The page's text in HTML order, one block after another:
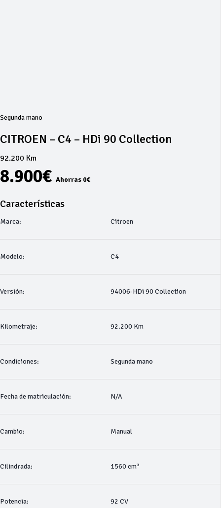
Segunda mano
CITROEN – C4 – HDi 90 Collection
92.200 Km
8.900€ Ahorras 0€
Características
Marca: Citroen
Modelo: C4
Versión: 94006-HDi 90 Collection
Kilometraje: 92.200 Km
Condiciones: Segunda mano
Fecha de matriculación: N/A
Cambio: Manual
Cilindrada: 1560 cm³
Potencia: 92 CV